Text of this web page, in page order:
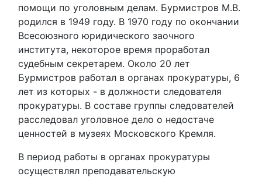
помощи по уголовным делам. Бурмистров М.В.
родился в 1949 году. В 1970 году по окончании
Всесоюзного юридического заочного
института, некоторое время проработал
судебным секретарем. Около 20 лет
Бурмистров работал в органах прокуратуры, 6
лет из которых - в должности следователя
прокуратуры. В составе группы следователей
расследовал уголовное дело о недостаче
ценностей в музеях Московского Кремля.
В период работы в органах прокуратуры
осуществлял преподавательскую